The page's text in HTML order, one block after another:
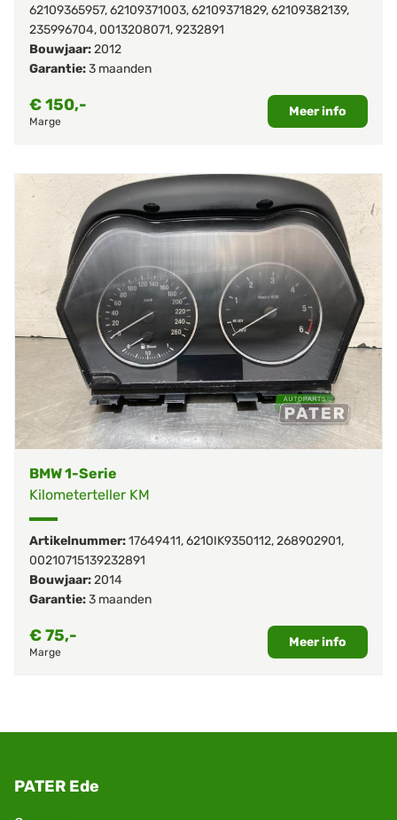
62109365957,62109371003,62109371829,62109382139,
235996704,0013208071,9232891
Bouwjaar:2012
Garantie:3 maanden
€150,-
Marge
Meer info
BMW 1-Serie
Kilometerteller KM
Artikelnummer:17649411,6210IK9350112,268902901,
00210715139232891
Bouwjaar:2014
Garantie:3 maanden
€75,-
Marge
Meer info
PATER Ede